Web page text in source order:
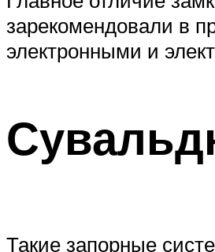
зарекомендовали в
электронными и
Такие запорные